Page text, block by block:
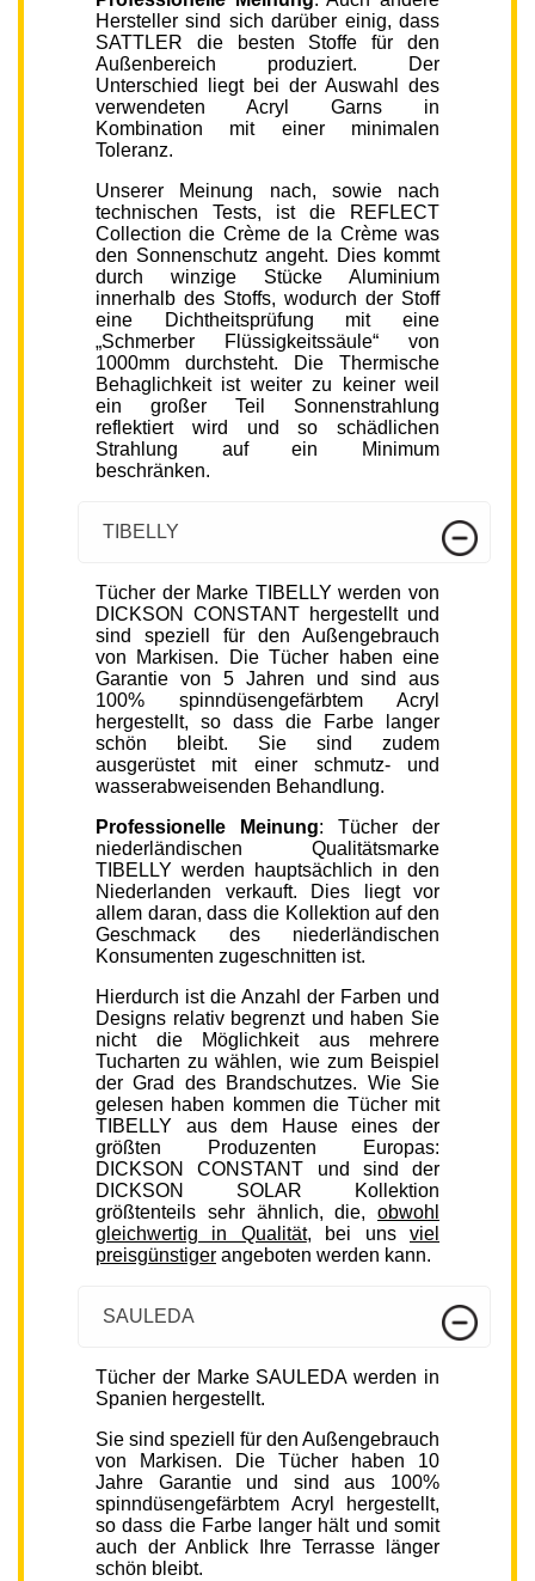
Hersteller sind sich darüber einig, dass
SATTLER die besten Stoffe für den
Außenbereich produziert. Der
Unterschied liegt bei der Auswahl des
verwendeten Acryl Garns in
Kombination mit einer minimalen
Toleranz.
Unserer Meinung nach, sowie nach
technischen Tests, ist die REFLECT
Collection die Crème de la Crème was
den Sonnenschutz angeht. Dies kommt
durch winzige Stücke Aluminium
innerhalb des Stoffs, wodurch der Stoff
eine Dichtheitsprüfung mit eine
„Schmerber Flüssigkeitssäule“ von
1000mm durchsteht. Die Thermische
Behaglichkeit ist weiter zu keiner weil
ein großer Teil Sonnenstrahlung
reflektiert wird und so schädlichen
Strahlung auf ein Minimum
beschränken.
TIBELLY
Tücher der Marke TIBELLY werden von
DICKSON CONSTANT hergestellt und
sind speziell für den Außengebrauch
von Markisen. Die Tücher haben eine
Garantie von 5 Jahren und sind aus
100% spinndüsengefärbtem Acryl
hergestellt, so dass die Farbe langer
schön bleibt. Sie sind zudem
ausgerüstet mit einer schmutz- und
wasserabweisenden Behandlung.
Professionelle Meinung: Tücher der
niederländischen Qualitätsmarke
TIBELLY werden hauptsächlich in den
Niederlanden verkauft. Dies liegt vor
allem daran, dass die Kollektion auf den
Geschmack des niederländischen
Konsumenten zugeschnitten ist.
Hierdurch ist die Anzahl der Farben und
Designs relativ begrenzt und haben Sie
nicht die Möglichkeit aus mehrere
Tucharten zu wählen, wie zum Beispiel
der Grad des Brandschutzes. Wie Sie
gelesen haben kommen die Tücher mit
TIBELLY aus dem Hause eines der
größten Produzenten Europas:
DICKSON CONSTANT und sind der
DICKSON SOLAR Kollektion
größtenteils sehr ähnlich, die, obwohl
gleichwertig in Qualität, bei unsviel
preisgünstiger angeboten werden kann.
SAULEDA
Tücher der Marke SAULEDA werden in
Spanien hergestellt.
Sie sind speziell für den Außengebrauch
von Markisen. Die Tücher haben 10
Jahre Garantie und sind aus 100%
spinndüsengefärbtem Acryl hergestellt,
so dass die Farbe langer hält und somit
auch der Anblick Ihre Terrasse länger
schön bleibt.